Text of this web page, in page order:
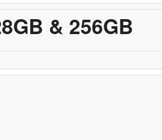
& 256GB